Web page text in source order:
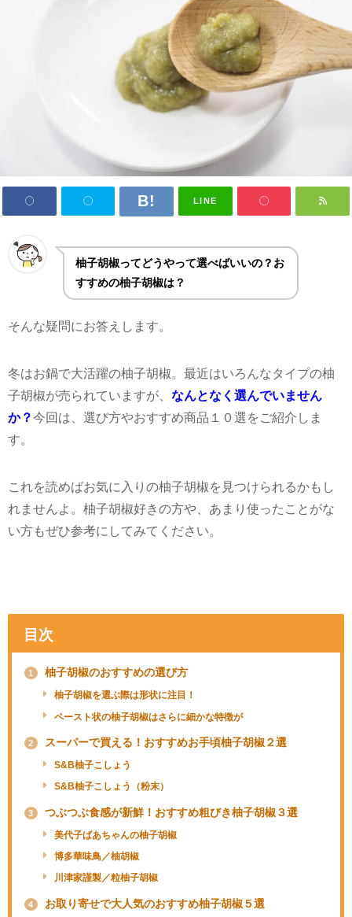
LINE
柚子胡椒ってどうやって選べばいいの？お
すすめの柚子胡椒は？
そんな疑問にお答えします。
冬はお鍋で大活躍の柚子胡椒。最近はいろんなタイプの柚
子胡椒が売られていますが、 なんとなく選んでいません
か？今回は、選び方やおすすめ商品１０選をご紹介しま
す。
これを読めばお気に入りの柚子胡椒を見つけられるかもし
れませんよ。柚子胡椒好きの方や、あまり使ったことがな
い方もぜひ参考にしてみてください。
目次
1 柚子胡椒のおすすめの選び方
柚子胡椒を選ぶ際は形状に注目！
ペースト状の柚子胡椒はさらに細かな特徴が
2 スーパーで買える！おすすめお手頃柚子胡椒２選
S&B柚子こしょう
S&B柚子こしょう（粉末）
3 つぶつぶ食感が新鮮！おすすめ粗びき柚子胡椒３選
美代子ばあちゃんの柚子胡椒
博多華味鳥／柚胡椒
川津家謹製／粒柚子胡椒
4 お取り寄せで大人気のおすすめ柚子胡椒５選